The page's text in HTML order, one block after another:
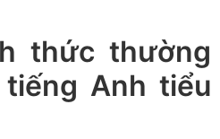
thức thường
Anh tiểu